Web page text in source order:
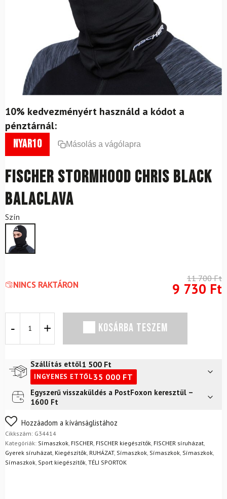
10% kedvezményért használd a kódot a
pénztárnál:
nyar10 Másolás a vágólapra
FISCHER Stormhood Chris Black
Balaclava
Szín
NINCS RAKTÁRON
11 700Ft
9 730 Ft
Stormhood
Balaclava
mennyiség
KOSÁRBA TESZEM
Szállítás ettől1 500 Ft
INGYENES ETTŐL35 000 FT
Futár a címre2 400
FoxPost
Egyszerű visszaküldés a PostFoxon keresztül –
1600 Ft
Nem biztos a választásában? Semmi gond – a terméket
egyszerűen visszaküldheti 14 napon belül, indoklás nélkül.
Mik a visszaküldés feltételei?
Hozzáadom a kívánságlistához
Cikkszám: G34414
Kategóriák: Símaszkok FISCHER FISCHER kiegészítők FISCHER síruházat
Gyerek síruházat Kiegészítők RUHÁZAT, Símaszkok Símaszkok Símaszkok
Símaszkok Sport kiegészítők TÉLI SPORTOK